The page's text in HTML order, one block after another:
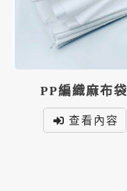
PP編織麻布袋
查看內容